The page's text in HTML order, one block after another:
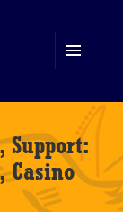
WIDGETS
Support:
Casino